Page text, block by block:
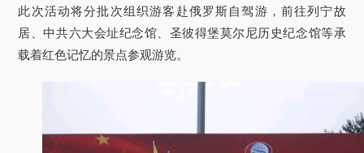
此次活动将分批次组织游客赴俄罗斯自驾游，前往列宁故
居、中共六大会址纪念馆、圣彼得堡莫尔尼历史纪念馆等承
载着红色记忆的景点参观游览。